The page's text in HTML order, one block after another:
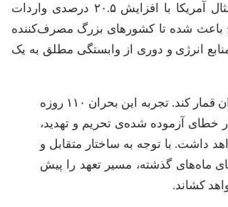
داده‌ها نشان داد که اقتصاد بین‌الملل چگونه خود را با بحران وفق داد؛ برای مثال آمریکا با افزایش ۲۰.۵ درصدی واردات
این تجربه تلخ باعث شده تا کشورهای بزرگ مصرف‌کننده
انرژی و دوری از وابستگی مطلق به یک
ورق بازی در خلیج فارس برگشته و آمریکا نباید دوباره روی کارت فشار بر ایران قمار کند. تجربه این بحران ۱۱۰ روزه
خطای آزموده شده‌ی تحریم و تهدید،
داشت. با توجه به ساختار متقابل و
داده‌های ماه‌های گذشته، مسیر تعهد را پیش
کشاند.